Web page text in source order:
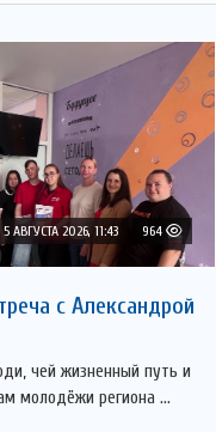
5 АВГУСТА 2026, 11:43 964
с Александрой
чей жизненный путь и
молодёжи региона ...